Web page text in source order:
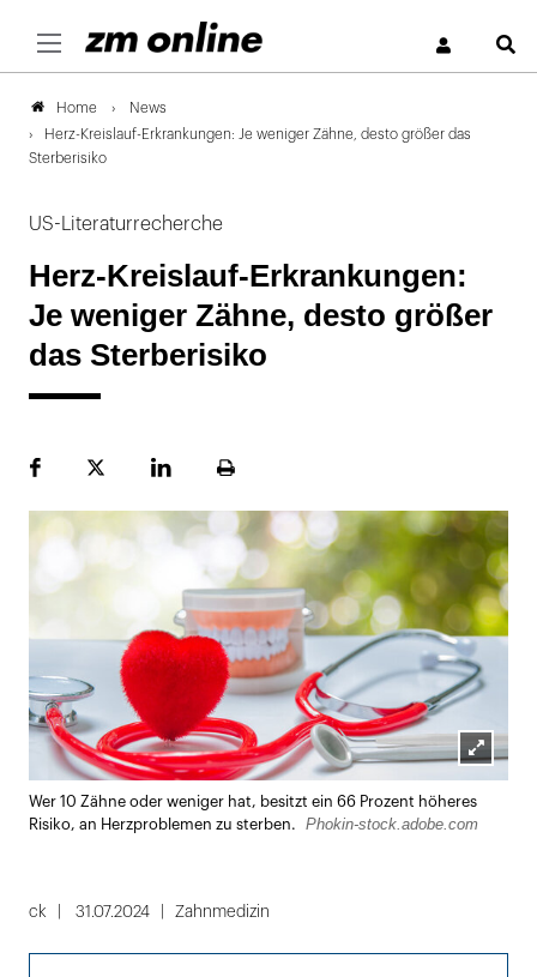
Home
News
Herz-Kreislauf-Erkrankungen: Je weniger Zähne, desto größer das
Sterberisiko
US-Literaturrecherche
Herz-Kreislauf-Erkrankungen:
Je weniger Zähne, desto größer
das Sterberisiko
FacebookPlattformLinekdInSeite
Lightbox
öffnen
Wer 10 Zähne oder weniger hat, besitzt ein 66 Prozent höheres
Risiko, an Herzproblemen zu sterben.
Phokin-stock.adobe.com
ck 31.07.2024 Zahnmedizin